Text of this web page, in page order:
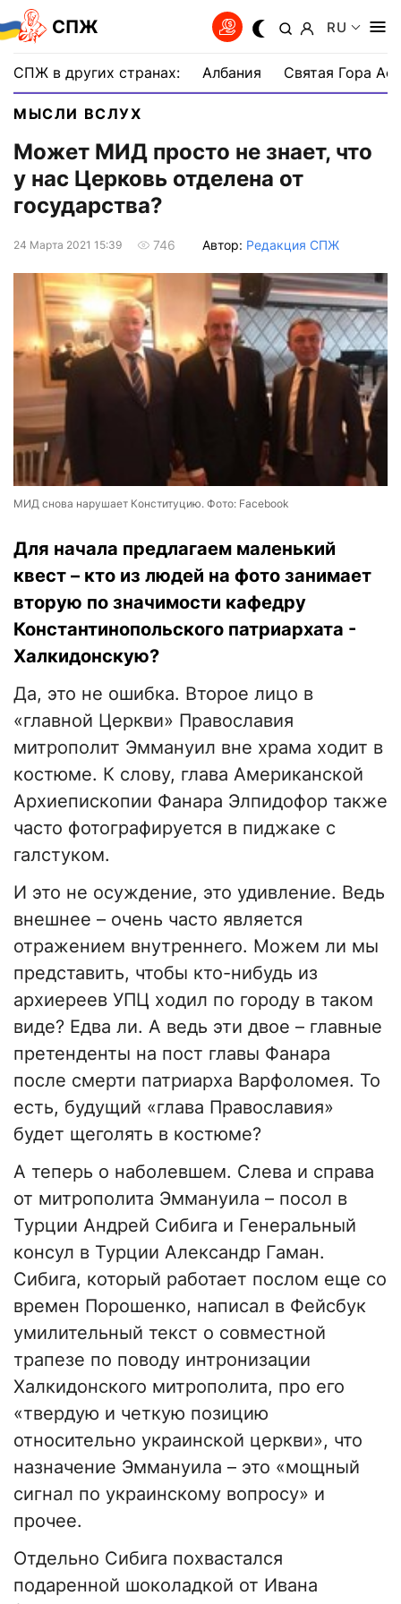
СПЖ RU
СПЖ в других странах: Албания Святая Гора
МЫСЛИ ВСЛУХ
Может МИД просто не знает, что
у нас Церковь отделена от
государства?
24 Марта 2021 15:39 746 Автор: Редакция СПЖ
МИД снова нарушает Конституцию. Фото: Facebook
Для начала предлагаем маленький
квест – кто из людей на фото занимает
вторую по значимости кафедру
Константинопольского патриархата -
Халкидонскую?
Да, это не ошибка. Второе лицо в
«главной Церкви» Православия
митрополит Эммануил вне храма ходит в
костюме. К слову, глава Американской
Архиепископии Фанара Элпидофор также
часто фотографируется в пиджаке с
галстуком.
И это не осуждение, это удивление. Ведь
внешнее – очень часто является
отражением внутреннего. Можем ли мы
представить, чтобы кто-нибудь из
архиереев УПЦ ходил по городу в таком
виде? Едва ли. А ведь эти двое – главные
претенденты на пост главы Фанара
после смерти патриарха Варфоломея. То
есть, будущий «глава Православия»
будет щеголять в костюме?
А теперь о наболевшем. Слева и справа
от митрополита Эммануила – посол в
Турции Андрей Сибига и Генеральный
консул в Турции Александр Гаман.
Сибига, который работает послом еще со
времен Порошенко, написал в Фейсбук
умилительный текст о совместной
трапезе по поводу интронизации
Халкидонского митрополита, про его
«твердую и четкую позицию
относительно украинской церкви», что
назначение Эммануила – это «мощный
сигнал по украинскому вопросу» и
прочее.
Отдельно Сибига похвастался
подаренной шоколадкой от Ивана